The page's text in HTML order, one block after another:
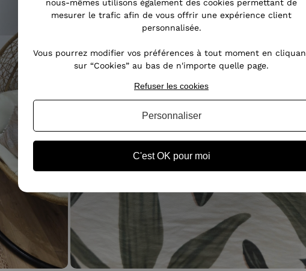
nous-mêmes utilisons également des cookies permettant de
mesurer le trafic afin de vous offrir une expérience client
personnalisée.
Vous pourrez modifier vos préférences à tout moment en
sur “Cookies” au bas de n'importe quelle page.
C'est OK pour moi
Refuser les cookies
Personnaliser